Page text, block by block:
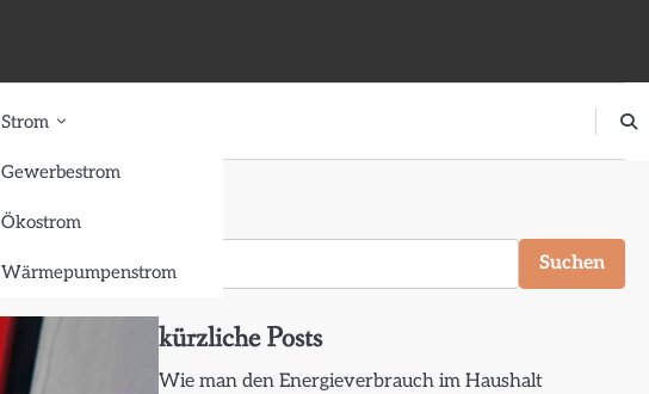
Strom
Gewerbestrom
Ökostrom
Wärmepumpenstrom Suchen
kürzliche Posts
Wie man den Energieverbrauch im Haushalt